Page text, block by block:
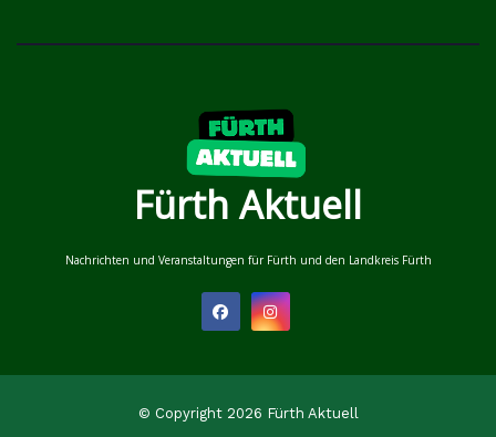
Fürth Aktuell
Nachrichten und Veranstaltungen für Fürth und den Landkreis Fürth
© Copyright 2026 Fürth Aktuell